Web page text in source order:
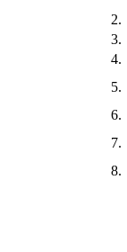
2.
3.
4.
5.
6.
7.
8.